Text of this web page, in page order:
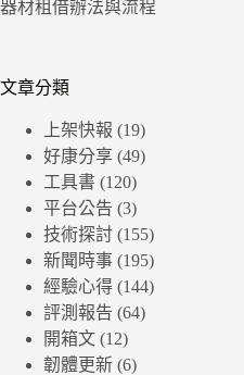
器材租借辦法與流程
文章分類
上架快報 (19)
好康分享 (49)
工具書 (120)
平台公告 (3)
技術探討 (155)
新聞時事 (195)
經驗心得 (144)
評測報告 (64)
開箱文 (12)
韌體更新 (6)